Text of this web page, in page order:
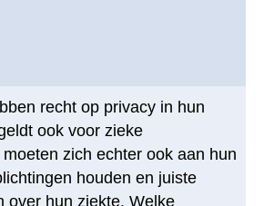
recht op privacy in hun
ook voor zieke
zich echter ook aan hun
houden en juiste
over hun ziekte. Welke